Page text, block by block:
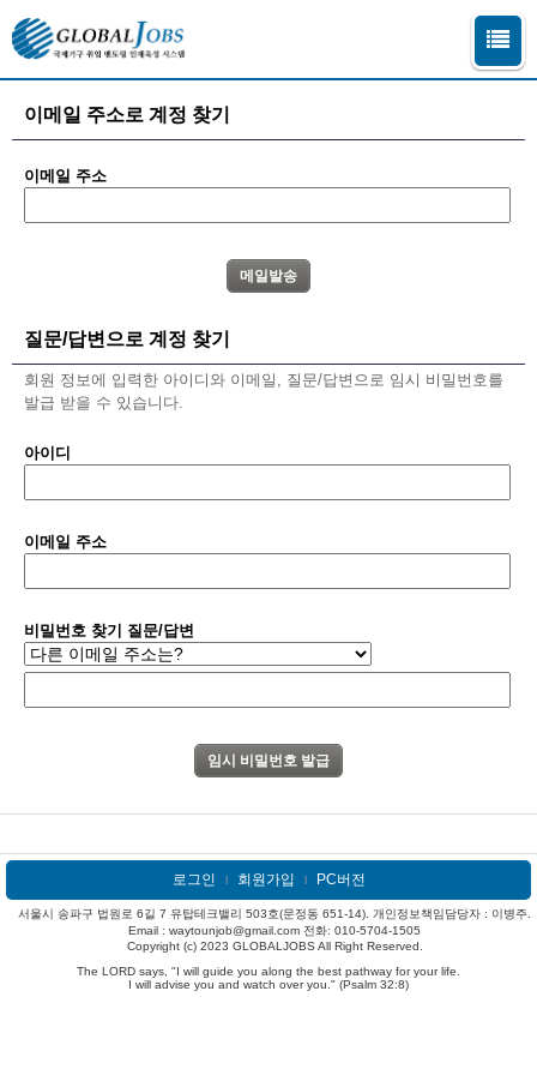
이메일 주소로 계정 찾기
이메일 주소
질문/답변으로 계정 찾기
회원 정보에 입력한 아이디와 이메일, 질문/답변으로 임시 비밀번호를
발급 받을 수 있습니다.
아이디
이메일 주소
비밀번호 찾기 질문/답변
로그인 l 회원가입 l PC버전
서울시 송파구 법원로 6길 7 유탑테크밸리 503호(문정동 651-14). 개인정보책임담당자 : 이병주.
Email : waytounjob@gmail.com 전화: 010-5704-1505
Copyright (c) 2023 GLOBALJOBS All Right Reserved.
The LORD says, "I will guide you along the best pathway for your life.
I will advise you and watch over you." (Psalm 32:8)